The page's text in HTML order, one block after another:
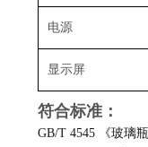
电源
显示屏
符合标准：
GB/T 4545 《玻璃